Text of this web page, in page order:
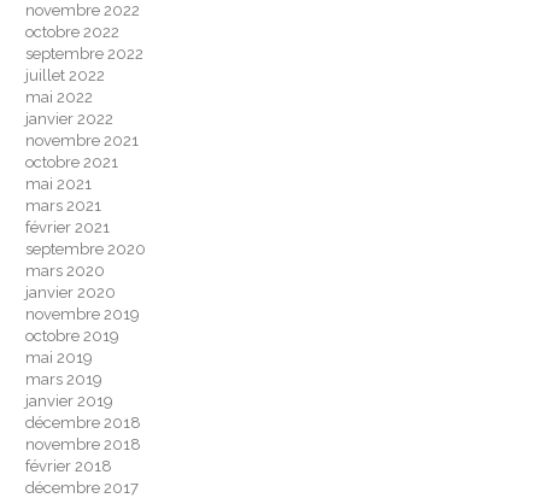
novembre 2022
octobre 2022
septembre 2022
juillet 2022
mai 2022
janvier 2022
novembre 2021
octobre 2021
mai 2021
mars 2021
février 2021
septembre 2020
mars 2020
janvier 2020
novembre 2019
octobre 2019
mai 2019
mars 2019
janvier 2019
décembre 2018
novembre 2018
février 2018
décembre 2017